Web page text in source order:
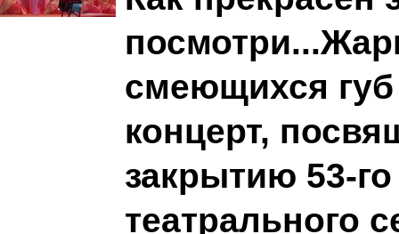
смеющихся губ
концерт,
закрытию 53-го
театрального